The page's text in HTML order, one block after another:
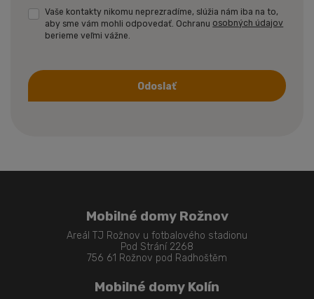
Vaše kontakty nikomu neprezradíme, slúžia nám iba na to,
aby sme vám mohli odpovedať. Ochranu osobných údajov
berieme veľmi vážne.
Odoslať
Mobilné domy Rožnov
Areál TJ Rožnov u fotbalového stadionu
Pod Strání 2268
756 61 Rožnov pod Radhoštěm
Mobilné domy Kolín